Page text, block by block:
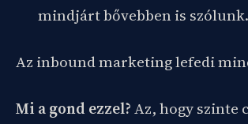
mindjárt bővebben is szólunk.
Az inbound marketing lefedi
Mi a gond ezzel?Az, hogy szinte